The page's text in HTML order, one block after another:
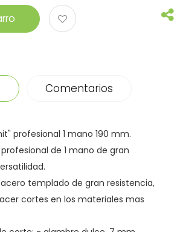
Comentarios
profesional 1 mano 190 mm.
de 1 mano de gran
templado de gran resistencia,
cortes en los materiales mas